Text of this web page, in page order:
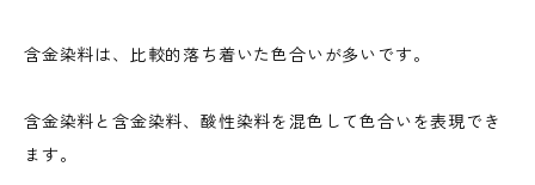
含金染料は、比較的落ち着いた色合いが多いです。
含金染料と含金染料、酸性染料を混色して色合いを表現でき
ます。